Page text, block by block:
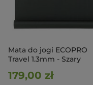
Mata do jogi ECOPRO
Travel 1.3mm - Szary
179,00 zł